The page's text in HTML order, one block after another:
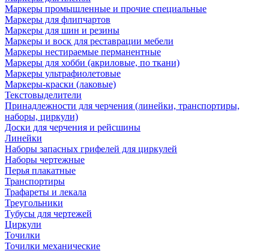
Маркеры промышленные и прочие специальные
Маркеры для флипчартов
Маркеры для шин и резины
Маркеры и воск для реставрации мебели
Маркеры нестираемые перманентные
Маркеры для хобби (акриловые, по ткани)
Маркеры ультрафиолетовые
Маркеры-краски (лаковые)
Текстовыделители
Принадлежности для черчения (линейки, транспортиры,
наборы, циркули)
Доски для черчения и рейсшины
Линейки
Наборы запасных грифелей для циркулей
Наборы чертежные
Перья плакатные
Транспортиры
Трафареты и лекала
Треугольники
Тубусы для чертежей
Циркули
Точилки
Точилки механические